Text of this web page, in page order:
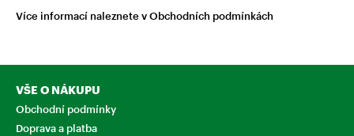
Více informací naleznete vObchodních podmínkách
VŠE O NÁKUPU
Obchodní podmínky
Doprava a platba